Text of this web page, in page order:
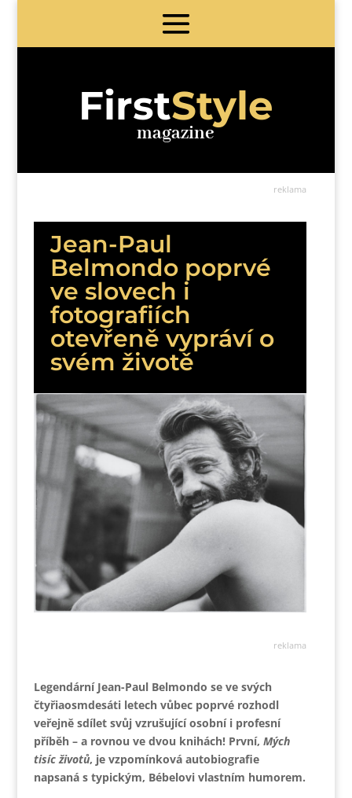
FirstStyle
magazine
reklama
Jean-Paul
Belmondo poprvé
ve slovech i
fotografiích
otevřeně vypráví o
svém životě
reklama
Legendární Jean-Paul Belmondo se ve svých
čtyřiaosmdesáti letech vůbec poprvé rozhodl
veřejně sdílet svůj vzrušující osobní i profesní
příběh – a rovnou ve dvou knihách! První, Mých
tisíc životů, je vzpomínková autobiografie
napsaná s typickým, Bébelovi vlastním humorem.